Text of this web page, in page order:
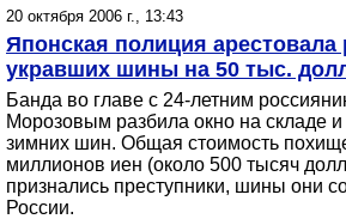
20 октября 2006 г., 13:43
Японская полиция арестовала
укравших шины на 50 тыс.
Банда во главе с 24-летним
Морозовым разбила окно на складе
зимних шин. Общая стоимость
миллионов иен (около 500 тысяч
признались преступники, шины они
России.